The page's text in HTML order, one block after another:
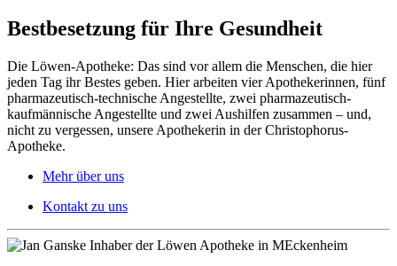
Bestbesetzung für Ihre Gesundheit
Die Löwen-Apotheke: Das sind vor allem die Menschen, die hier
jeden Tag ihr Bestes geben. Hier arbeiten vier Apothekerinnen, fünf
pharmazeutisch-technische Angestellte, zwei pharmazeutisch-
kaufmännische Angestellte und zwei Aushilfen zusammen – und,
nicht zu vergessen, unsere Apothekerin in der Christophorus-
Apotheke.
Mehr über uns
Kontakt zu uns